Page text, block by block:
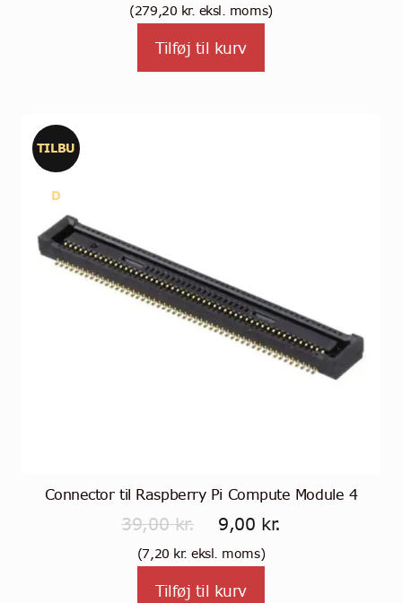
(279,20 kr. eksl. moms)
Tilføj til kurv
Connector til Raspberry Pi Compute Module 4
TILBU
D
39,00kr.
Den
oprindelige
pris
9,00 kr.
(7,20 kr. eksl. moms)
Tilføj til kurv